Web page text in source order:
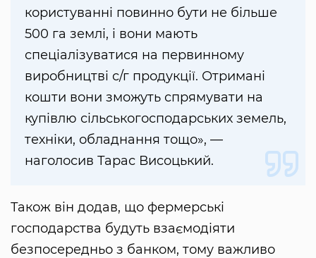
користуванні повинно бути не більше
500 га землі, і вони мають
спеціалізуватися на первинному
виробництві с/г продукції. Отримані
кошти вони зможуть спрямувати на
купівлю сільськогосподарських земель,
техніки, обладнання тощо», —
наголосив Тарас Висоцький.
Також він додав, що фермерські
господарства будуть взаємодіяти
безпосередньо з банком, тому важливо